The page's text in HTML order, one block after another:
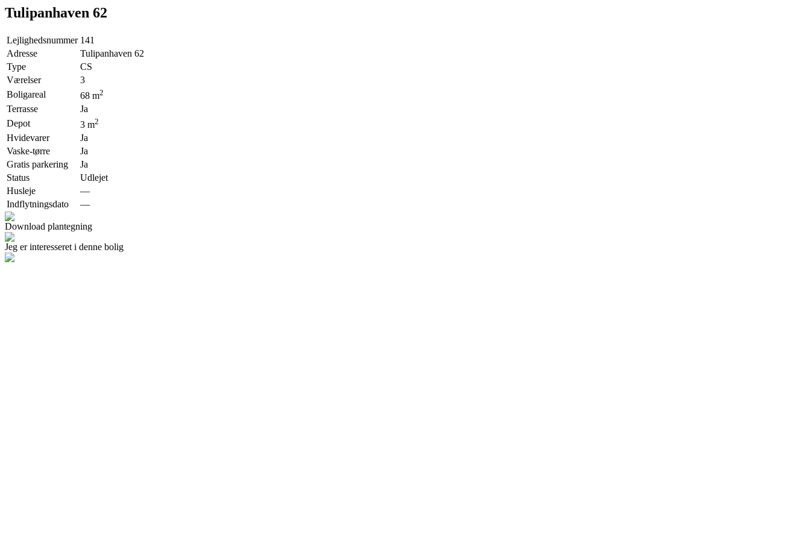
Tulipanhaven 62
Lejlighedsnummer 141
Adresse
Tulipanhaven 62
Type
CS
Værelser
3
Boligareal
68 m2
Terrasse
Ja
Depot
3 m2
Hvidevarer
Ja
Vaske-tørre
Ja
Gratis parkering
Ja
Status
Udlejet
Husleje
—
Indflytningsdato
—
Download plantegning
Jeg er interesseret i denne bolig